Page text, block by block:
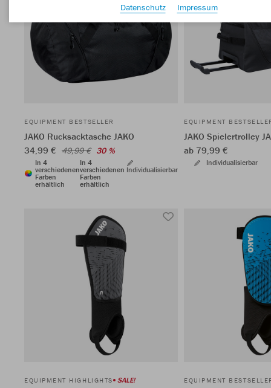
EQUIPMENT BESTSELLER
JAKO Rucksacktasche JAKO
34,99 € 49,99 € 30 %
In 4
verschiedenen
Farben
erhältlich
In 4
verschiedenen
Farben
erhältlich
Individualisierbar
EQUIPMENT
JAKO Spielertrolley
ab 79,99 €
Individualisierbar
EQUIPMENT HIGHLIGHTS SALE! EQUIPMENT
Datenschutz
Impressum